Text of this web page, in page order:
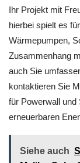
Ihr Projekt mit
hierbei spielt es
Wärmepumpen,
Zusammenhang
auch Sie
kontaktieren Sie
für Powerwall und
erneuerbaren
Siehe auch